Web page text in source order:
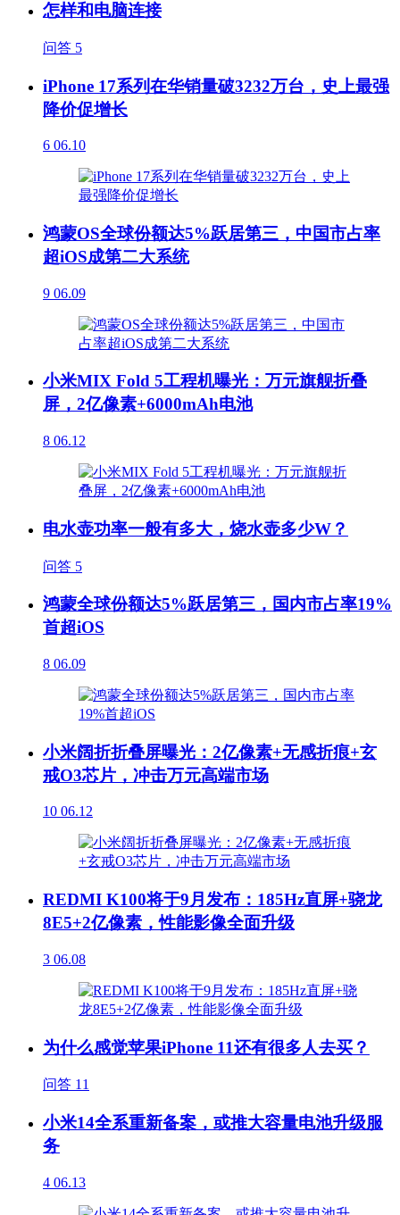
怎样和电脑连接
问答 5
iPhone 17系列在华销量破3232万台，史上最强
降价促增长
6 06.10
鸿蒙OS全球份额达5%跃居第三，中国市占率
超iOS成第二大系统
9 06.09
小米MIX Fold 5工程机曝光：万元旗舰折叠
屏，2亿像素+6000mAh电池
8 06.12
电水壶功率一般有多大，烧水壶多少W？
问答 5
鸿蒙全球份额达5%跃居第三，国内市占率19%
首超iOS
8 06.09
小米阔折折叠屏曝光：2亿像素+无感折痕+玄
戒O3芯片，冲击万元高端市场
10 06.12
REDMI K100将于9月发布：185Hz直屏+骁龙
8E5+2亿像素，性能影像全面升级
3 06.08
为什么感觉苹果iPhone 11还有很多人去买？
问答 11
小米14全系重新备案，或推大容量电池升级服
务
4 06.13